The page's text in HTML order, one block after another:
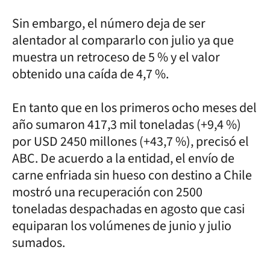
Sin embargo, el número deja de ser
alentador al compararlo con julio ya que
muestra un retroceso de 5 % y el valor
obtenido una caída de 4,7 %.
En tanto que en los primeros ocho meses del
año sumaron 417,3 mil toneladas (+9,4 %)
por USD 2450 millones (+43,7 %), precisó el
ABC. De acuerdo a la entidad, el envío de
carne enfriada sin hueso con destino a Chile
mostró una recuperación con 2500
toneladas despachadas en agosto que casi
equiparan los volúmenes de junio y julio
sumados.